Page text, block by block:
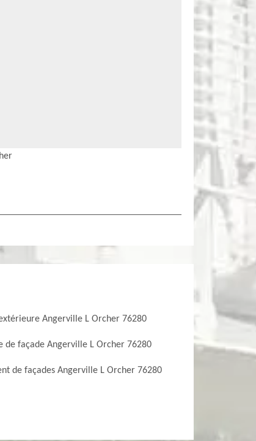
Angerville L Orcher 76280
de façade Angerville L Orcher 76280
de façades Angerville L Orcher 76280